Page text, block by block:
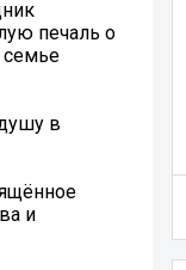
печаль о
семье
в
и